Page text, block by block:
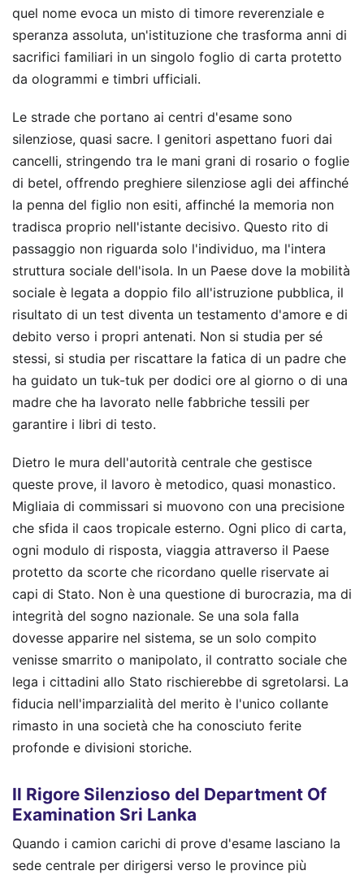
quel nome evoca un misto di timore reverenziale e
speranza assoluta, un'istituzione che trasforma anni di
sacrifici familiari in un singolo foglio di carta protetto
da ologrammi e timbri ufficiali.
Le strade che portano ai centri d'esame sono
silenziose, quasi sacre. I genitori aspettano fuori dai
cancelli, stringendo tra le mani grani di rosario o foglie
di betel, offrendo preghiere silenziose agli dei affinché
la penna del figlio non esiti, affinché la memoria non
tradisca proprio nell'istante decisivo. Questo rito di
passaggio non riguarda solo l'individuo, ma l'intera
struttura sociale dell'isola. In un Paese dove la mobilità
sociale è legata a doppio filo all'istruzione pubblica, il
risultato di un test diventa un testamento d'amore e di
debito verso i propri antenati. Non si studia per sé
stessi, si studia per riscattare la fatica di un padre che
ha guidato un tuk-tuk per dodici ore al giorno o di una
madre che ha lavorato nelle fabbriche tessili per
garantire i libri di testo.
Dietro le mura dell'autorità centrale che gestisce
queste prove, il lavoro è metodico, quasi monastico.
Migliaia di commissari si muovono con una precisione
che sfida il caos tropicale esterno. Ogni plico di carta,
ogni modulo di risposta, viaggia attraverso il Paese
protetto da scorte che ricordano quelle riservate ai
capi di Stato. Non è una questione di burocrazia, ma di
integrità del sogno nazionale. Se una sola falla
dovesse apparire nel sistema, se un solo compito
venisse smarrito o manipolato, il contratto sociale che
lega i cittadini allo Stato rischierebbe di sgretolarsi. La
fiducia nell'imparzialità del merito è l'unico collante
rimasto in una società che ha conosciuto ferite
profonde e divisioni storiche.
Il Rigore Silenzioso del Department Of
Examination Sri Lanka
Quando i camion carichi di prove d'esame lasciano la
sede centrale per dirigersi verso le province più